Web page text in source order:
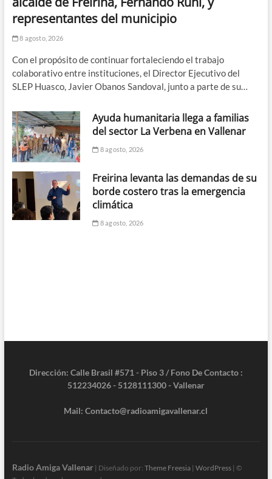
representantes del municipio
8 agosto, 2026
Con el propósito de continuar fortaleciendo el trabajo
colaborativo entre instituciones, el Director Ejecutivo del
SLEP Huasco, Javier Obanos Sandoval, junto a parte de su…
Ayuda humanitaria llega a familias
del sector La Verbena en Vallenar
8 agosto, 2026
Freirina levanta las demandas de su
borde costero tras la emergencia
climática
8 agosto, 2026
Dirección: Calle Brasil #571 - Piso 3 / Fono De Contacto :
512234026 - 5128111300 - Vallenar
Mail: Contacto@radioamigavallenar.cl
Radio Amiga Vallenar| Diseñado por: Theme Freesia| WordPress| ©